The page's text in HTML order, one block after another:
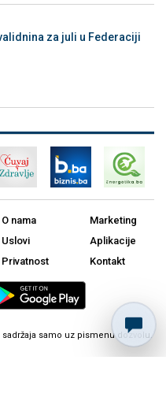
za juli u Federaciji
O nama
Uslovi
Privatnost
Marketing
Aplikacije
Kontakt
samo uz pismenu dozvolu.